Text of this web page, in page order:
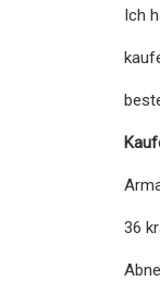
Ich
36